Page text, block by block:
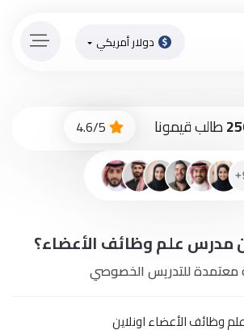
دولار أمريكي
طالب قيمونا 4.6/5
علم وظائف الأعضاء؟
للتدريس الخصوصي
وظائف الأعضاء اونلاين